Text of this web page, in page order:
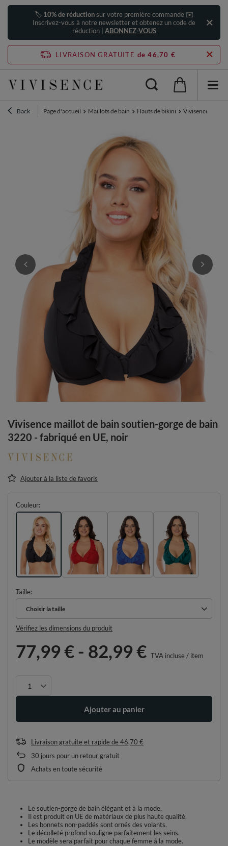
🏷️ 10% de réductionsur votre première commande ✉️
Inscrivez-vous à notre newsletter et obtenez un code de
réduction | ABONNEZ-VOUS
LIVRAISON GRATUITE de 46,70 €
Back Page d'accueil Maillots de bain Hauts de bikini Vivisence
Vivisence maillot de bain soutien-gorge de bain
3220 - fabriqué en UE, noir
Ajouter à la liste de favoris
Couleur
Taille
Choisir la taille
Choisir la taille
Vérifiez les dimensions du produit
77,99 €- 82,99 € TVA incluse/ item
Ajouter au panier
Livraison gratuite et rapidede46,70 €
30 jours pour un retour gratuit
Achats en toute sécurité
Le soutien-gorge de bain élégant et à la mode.
Il est produit en UE de matériaux de plus haute qualité.
Les bonnets non-paddés sont ornés des volants.
Le décolleté profond souligne parfaitement les seins.
Le modèle sera parfait pour chaque femme à la mode.